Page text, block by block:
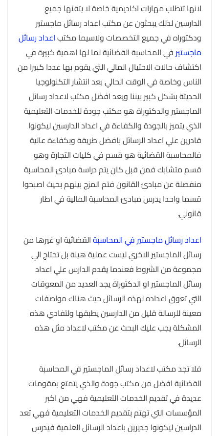
لانها تتطلب مهارات اكاديمية خاصة لا يتقنها جميع
الدارسين لذلك يبحثون عن مكتب اعداد رسائل ماجستير
ودكتوراه في جميع التخصصات ولاسيما مكتباعداد رسائل
ماجستير في المحاسبة القضائية لما لها اهمية كبيرة في
اكتشاف حالات الاحتيال المالي التي يقوم بها عددا كبيرا من
الناس وخاصة في الوقت الحالي بعد انتشار التكنولوجيا
الحديثة بشكل كبير بيننا ويعد افضل مكتب لاعداد رسائل
الماجستير والدكتوراة هو مكتب جودة للخدمات التعليمية
الذي يتميز بالجودة والكفاءة في اعداد الدارسين ليكونوا
قادرين علي اعداد الرسائل بافضل طريقة وبكفاءة عالية
فالمحاسبة القضائية هو قسم في كليات التجارة وهو
قسم متشابك فمن قبل كان يتم دراسة مبادئ المحاسبة
منفصلة عن مبادئ القانون فتم المزج بينهم بحيث اصبحوا
قسما واحدا يدرس مبادئ المحاسبة المالية في اطار
قانوني.
اعداد رسائل ماجستير في المحاسبةالقضائية او غيرها من
رسائل الماجستير الاخري ليست عملية هينة بل تحتاج الي
مجموعة من الشروط فعندما يقدم الدارس علي اعداد
رسائل الماجستير او الدكتوراة يجد العديد من المعوقات
التي تعوق اعداده لهذه الرسائل حيث هناك مواصفات
معينة للرسالة قليل من الدارسين يطبقها ولتفادي هذه
المشكلة يجب عليك البحث عن مكتب لاعداد مثل هذه
الرسائل.
فلا تجد مكتب لاعداد رسائل الماجستير في المحاسبة
القضائية افضل من مكتب جودة والذي يتمتع بمقومات
عديدة في تقديم الخدمات التعليمية فهي من اكبر
المؤسسات التي تهتم بتقديم الخدمات التعليمية فهي تعد
الدراسين ليكونوا جديرين باعداد الرسائل العلمية فيدرس